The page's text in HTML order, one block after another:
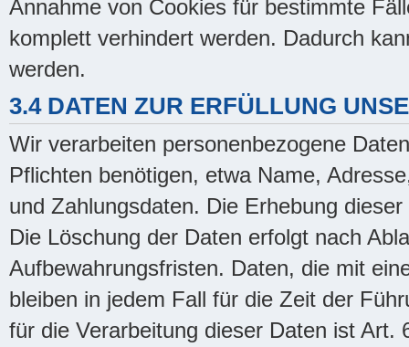
Annahme von Cookies für bestimmte
komplett verhindert werden. Dadurch
werden.
3.4 DATEN ZUR ERFÜLLUNG
Wir verarbeiten personenbezogene
Pflichten benötigen, etwa Name,
und Zahlungsdaten. Die Erhebung
Die Löschung der Daten erfolgt nach
Aufbewahrungsfristen. Daten, die mit
bleiben in jedem Fall für die Zeit der
für die Verarbeitung dieser Daten ist